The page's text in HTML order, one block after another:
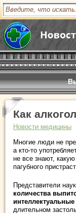
Как
Новости медицины
Многие люди не
а кто-то
не все знают, какую
пагубного
Представители
количества
длительном